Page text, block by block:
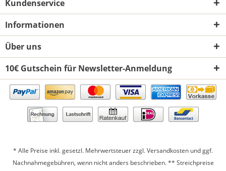
Kundenservice
Informationen
Über uns
10€ Gutschein für Newsletter-Anmeldung
* Alle Preise inkl. gesetzl. Mehrwertsteuer zzgl.Versandkosten und ggf.
Nachnahmegebühren, wenn nicht anders beschrieben. ** Streichpreise